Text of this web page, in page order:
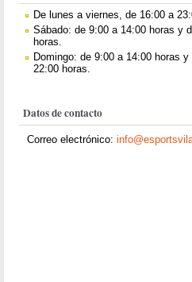
De lunes a viernes, de 16:00 a
Sábado: de 9:00 a 14:00 horas y
horas.
Domingo: de 9:00 a 14:00 horas y
22:00 horas.
Datos de contacto
Correo electrónico: